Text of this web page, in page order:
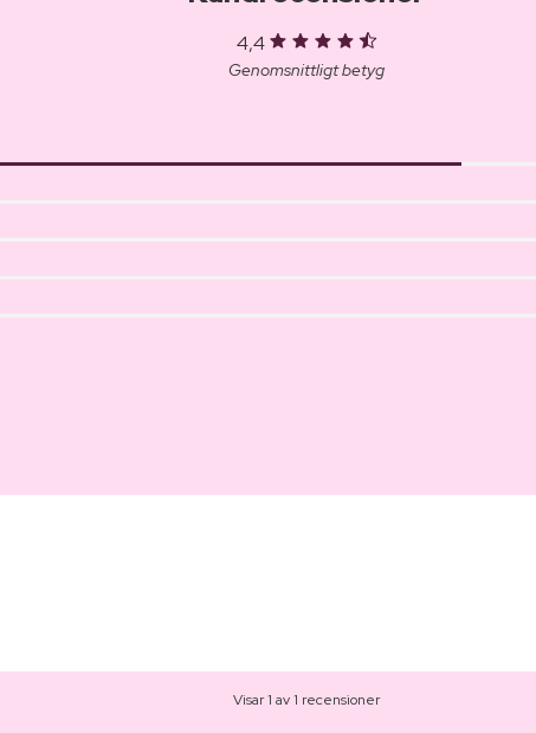
4,4
Genomsnittligt betyg
Visar 1 av 1 recensioner